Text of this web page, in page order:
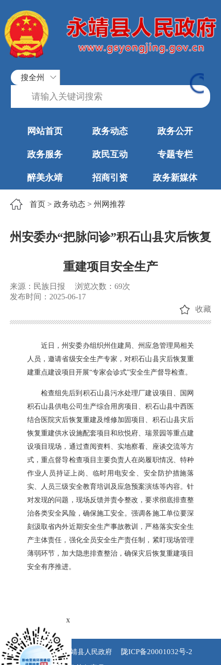
搜全州
网站首页 政务动态 政务公开
政务服务 政民互动 专题专栏
醉美永靖 招商引资 政务新媒体
首页 > 政务动态 > 州网推荐
州安委办“把脉问诊”积石山县灾后恢复
重建项目安全生产
来源：民族日报 浏览次数： 69次
发布时间：2025-06-17
收藏
近日，州安委办组织州住建局、州应急管理局相关
人员，邀请省级安全生产专家，对积石山县灾后恢复重
建重点建设项目开展“专家会诊式”安全生产督导检查。
检查组先后到积石山县污水处理厂建设项目、国网
积石山县供电公司生产综合用房项目、积石山县中西医
结合医院灾后恢复重建及维修加固项目、积石山县灾后
恢复重建供水设施配套项目和欣悦府、瑞景园等重点建
设项目现场，通过查阅资料、实地察看、座谈交流等方
式，重点督导检查项目主要负责人在岗履职情况、特种
作业人员持证上岗、临时用电安全、安全防护措施落
实、人员三级安全教育培训及应急预案演练等内容。针
对发现的问题，现场反馈并责令整改，要求彻底排查整
治各类安全风险，确保施工安全。强调各施工单位要深
刻汲取省内外近期安全生产事故教训，严格落实安全生
产主体责任，强化全员安全生产责任制，紧盯现场管理
薄弱环节，加大隐患排查整治，确保灾后恢复重建项目
安全有序推进。
版权所有 永靖县人民政府 陇ICP备20001032号-2
x